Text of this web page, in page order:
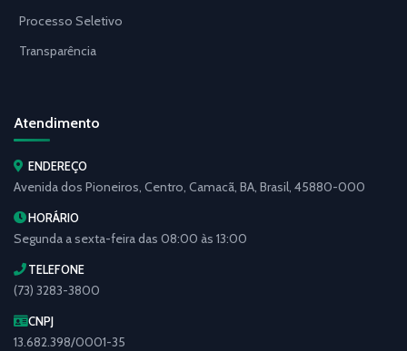
Processo Seletivo
Transparência
Atendimento
ENDEREÇO
Avenida dos Pioneiros, Centro, Camacã, BA, Brasil, 45880-000
HORÁRIO
Segunda a sexta-feira das 08:00 às 13:00
TELEFONE
(73) 3283-3800
CNPJ
13.682.398/0001-35